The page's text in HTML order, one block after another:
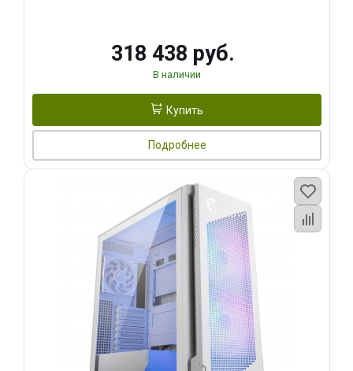
318 438 руб.
В наличии
Купить
Подробнее